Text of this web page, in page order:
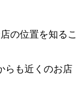
の位置を知るこ
らも近くのお店